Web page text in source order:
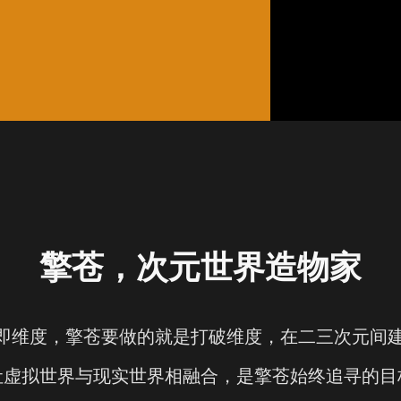
擎苍，次元世界造物家
维度，擎苍要做的就是打破维度，在二三次元间
虚拟世界与现实世界相融合，是擎苍始终追寻的目